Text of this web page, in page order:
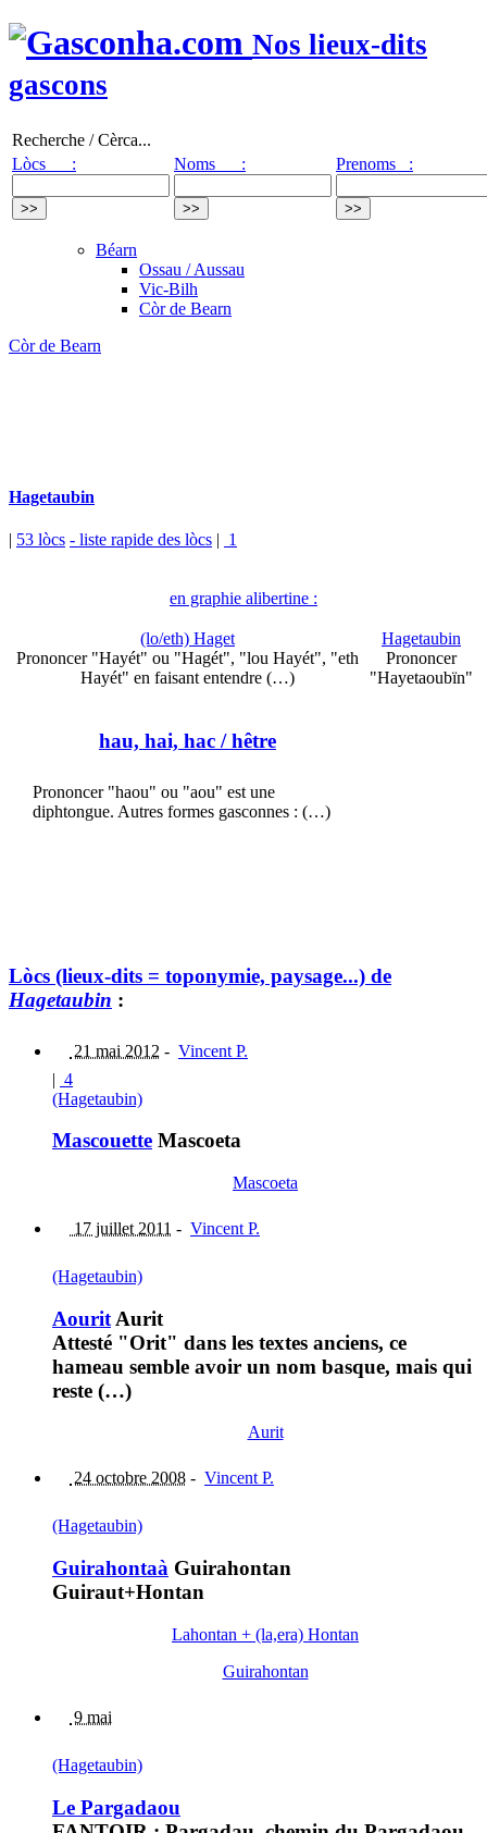
Nos lieux-dits
gascons
Recherche / Cèrca...
Lòcs :
Noms : Prenoms :
Béarn
Ossau / Aussau
Vic-Bilh
Còr de Bearn
Còr de Bearn
Hagetaubin
| 53 lòcs - liste rapide des lòcs | 1
en graphie alibertine :
(lo/eth) Haget
Prononcer "Hayét" ou "Hagét", "lou Hayét", "eth
Hayét" en faisant entendre (…)
hau, hai, hac / hêtre
Prononcer "haou" ou "aou" est une
diphtongue. Autres formes gasconnes : (…)
Hagetaubin
Prononcer
"Hayetaoubïn"
Lòcs (lieux-dits = toponymie, paysage...) de
Hagetaubin :
21 mai 2012 - Vincent P.
| 4
(Hagetaubin)
Mascouette Mascoeta
Mascoeta
17 juillet 2011 - Vincent P.
(Hagetaubin)
Aourit Aurit
Attesté "Orit" dans les textes anciens, ce
hameau semble avoir un nom basque, mais qui
reste (…)
Aurit
24 octobre 2008 - Vincent P.
(Hagetaubin)
Guirahontaà Guirahontan
Guiraut+Hontan
Lahontan + (la,era) Hontan
Guirahontan
9 mai
(Hagetaubin)
Le Pargadaou